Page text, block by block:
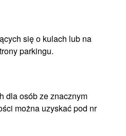
się o kulach lub na
parkingu.
dla osób ze znacznym
można uzyskać pod nr